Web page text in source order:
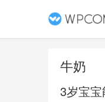
牛奶
3岁宝宝